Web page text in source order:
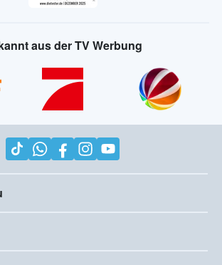
aus der TV Werbung